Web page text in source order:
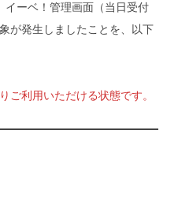
ーベ！管理画面（当日受付
が発生しましたことを、以下
ご利用いただける状態です。